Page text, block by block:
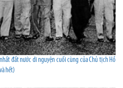
đất nước di nguyện cuối cùng của Chủ tịch Hồ
hết)